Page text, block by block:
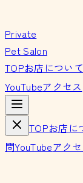
Private
Pet Salon
TOPお店について
YouTubeアクセス
TOPお店に
問YouTubeアク